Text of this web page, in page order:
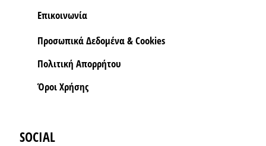
Επικοινωνία
Προσωπικά Δεδομένα & Cookies
Πολιτική Απορρήτου
Όροι Xρήσης
SOCIAL